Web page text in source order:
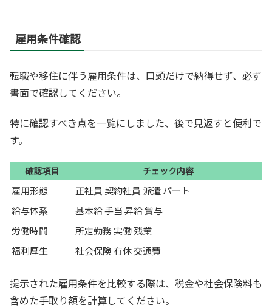
雇用条件確認
転職や移住に伴う雇用条件は、口頭だけで納得せず、必ず
書面で確認してください。
特に確認すべき点を一覧にしました、後で見返すと便利で
す。
確認項目 チェック内容
雇用形態
正社員 契約社員 派遣 パート
給与体系
基本給 手当 昇給 賞与
労働時間
所定勤務 実働 残業
福利厚生
社会保険 有休 交通費
提示された雇用条件を比較する際は、税金や社会保険料も
含めた手取り額を計算してください。